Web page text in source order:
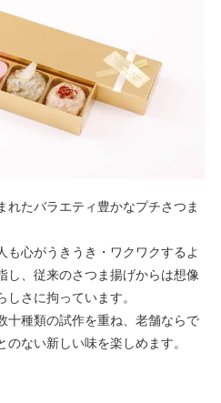
れたバラエティ豊かなプチさつま
も心がうきうき・ワクワクするよ
し、従来のさつま揚げからは想像
しさに拘っています。
十種類の試作を重ね、老舗ならで
ない新しい味を楽しめます。